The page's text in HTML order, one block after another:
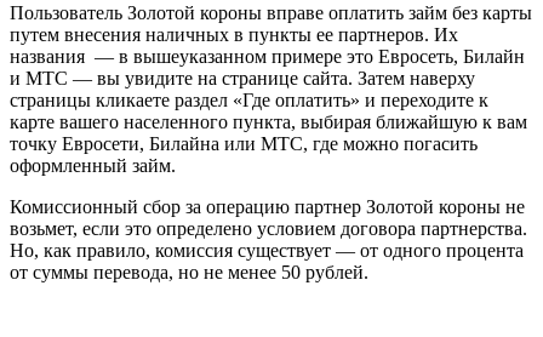
Пользователь Золотой короны вправе оплатить займ без карты
путем внесения наличных в пункты ее партнеров. Их
названия — в вышеуказанном примере это Евросеть, Билайн
и МТС — вы увидите на странице сайта. Затем наверху
страницы кликаете раздел «Где оплатить» и переходите к
карте вашего населенного пункта, выбирая ближайшую к вам
точку Евросети, Билайна или МТС, где можно погасить
оформленный займ.
Комиссионный сбор за операцию партнер Золотой короны не
возьмет, если это определено условием договора партнерства.
Но, как правило, комиссия существует — от одного процента
от суммы перевода, но не менее 50 рублей.